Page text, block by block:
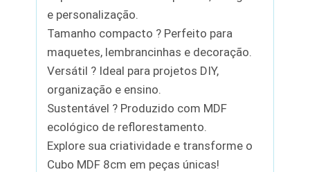
e personalização.
Tamanho compacto ? Perfeito para
maquetes, lembrancinhas e decoração.
Versátil ? Ideal para projetos DIY,
organização e ensino.
Sustentável ? Produzido com MDF
ecológico de reflorestamento.
Explore sua criatividade e transforme o
Cubo MDF 8cm em peças únicas!